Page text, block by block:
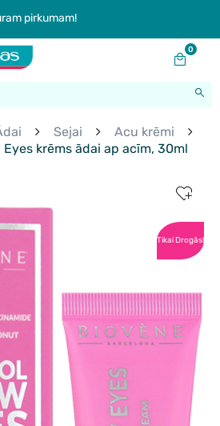
pirkumam!
0
Sejai
Acu krēmi
Eyes krēms ādai ap acīm, 30ml
Tikai Drogās!